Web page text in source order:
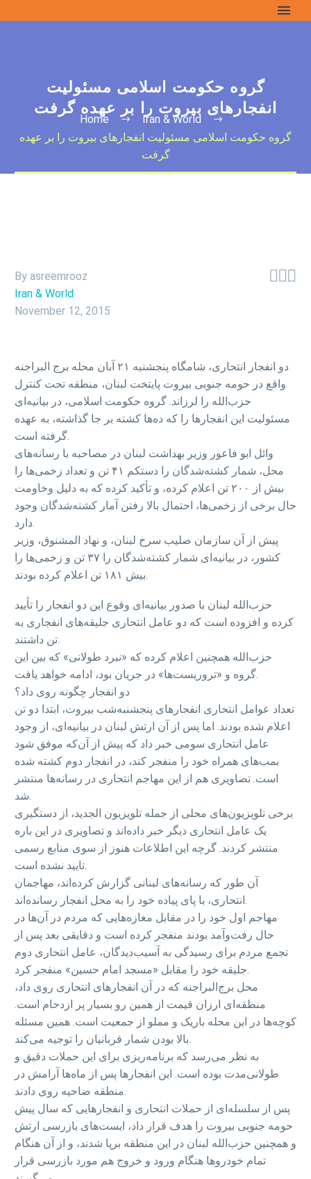
گروه حکومت اسلامی مسئولیت
انفجارهای بیروت را بر عهده گرفت
Home
Iran & World
گروه حکومت اسلامی مسئولیت انفجارهای بیروت را بر عهده
گرفت

By asreemrooz
Iran & World
November 12, 2015
دو انفجار انتحاری، شامگاه پنجشنبه ۲۱ آبان محله برج البراجنه
واقع در حومه جنوبی بیروت پایتخت لبنان، منطقه تحت کنترل
حزب‌الله را لرزاند. گروه حکومت اسلامی، در بیانیه‌ای
مسئولیت این انفجارها را که ده‌ها کشته بر جا گذاشته، به عهده
گرفته است.
وائل ابو فاعور وزیر بهداشت لبنان در مصاحبه با رسانه‌های
محل، شمار کشته‌شدگان را دستکم ۴۱ تن و تعداد زخمی‌ها را
بیش از ۲۰۰ تن اعلام کرده، و تأکید کرده که به دلیل وخاومت
حال برخی از زخمی‌ها، احتمال بالا رفتن آمار کشته‌شدگان وجود
دارد.
پیش از آن سازمان صلیب سرخ لبنان، و نهاد المشنوق، وزیر
کشور، در بیانیه‌ای شمار کشته‌شدگان را ۳۷ تن و زخمی‌ها را
بیش ۱۸۱ تن اعلام کرده بودند.
حزب‌الله لبنان با صدور بیانیه‌ای وقوع این دو انفجار را تأیید
کرده و افزوده است که دو عامل انتحاری جلیقه‌های انفجاری به
حزب‌الله همچنین اعلام کرده که «نبرد طولانی» که بین این
دو انفجار چگونه روی داد؟
تعداد عوامل انتحاری انفجارهای پنجشنبه‌شب بیروت، ابتدا دو تن
اعلام شده بودند. اما پس از آن ارتش لبنان در بیانیه‌ای، از وجود
عامل انتحاری سومی خبر داد که پیش از آن‌که موفق شود
بمب‌های همراه خود را منفجر کند، در انفجار دوم کشته شده
است. تصاویری هم از این مهاجم انتحاری در رسانه‌ها منتشر
برخی تلویزیون‌های محلی از جمله تلویزیون الجدید، از دستگیری
یک عامل انتحاری دیگر خبر داده‌اند و تصاویری در این باره
منتشر کردند. گرچه این اطلاعات هنوز از سوی منابع رسمی
آن طور که رسانه‌های لبنانی گزارش کرده‌اند، مهاجمان
مهاجم اول خود را در مقابل مغازه‌هایی که مردم در آن‌ها در
حال رفت‌وآمد بودند منفجر کرده است و دقایقی بعد پس از
تجمع مردم برای رسیدگی به آسیب‌دیدگان، عامل انتحاری دوم
محل برج‌البراجنه که در آن انفجارهای انتحاری روی داد،
منطقه‌ای ارزان قیمت از همین رو بسیار پر ازدحام است.
کوچه‌ها در این محله باریک و مملو از جمعیت است. همین مسئله
به نظر می‌رسد که برنامه‌ریزی برای این حملات دقیق و
طولانی‌مدت بوده است. این انفجارها پس از ماه‌ها آرامش در
پس از سلسله‌ای از حملات انتحاری و انفجارهایی که سال پیش
حومه جنوبی بیروت را هدف قرار داد، ایست‌های بازرسی ارتش
و همچنین حزب‌الله لبنان در این منطقه برپا شدند، و از آن هنگام
تمام خودروها هنگام ورود و خروج هم مورد بازرسی قرار